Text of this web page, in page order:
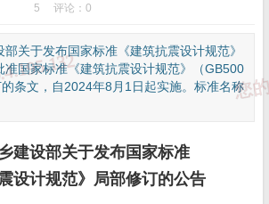
5
评论：0
关于发布国家标准《建筑抗震设计规范》
准国家标准《建筑抗震设计规范》（GB500
条文，自2024年8月1日起实施。标准名称
建设部关于发布国家标准
设计规范》局部修订的公告